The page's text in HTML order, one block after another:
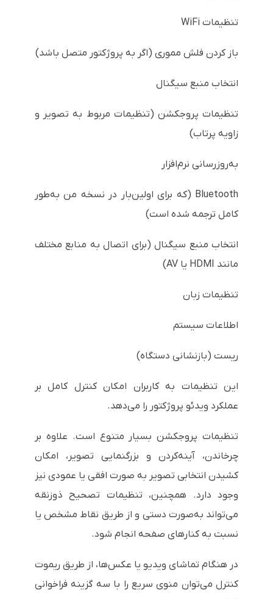
تنظیمات WiFi
باز کردن فلش مموری (اگر به پروژکتور متصل باشد)
انتخاب منبع سیگنال
تنظیمات پروجکشن (تنظیمات مربوط به تصویر و
زاویه پرتاب)
به‌روزرسانی نرم‌افزار
Bluetooth (که برای اولین‌بار در نسخه من به‌طور
کامل ترجمه شده است)
انتخاب منبع سیگنال (برای اتصال به منابع مختلف
مانند HDMI یا AV)
تنظیمات زبان
اطلاعات سیستم
ریست (بازنشانی دستگاه)
این تنظیمات به کاربران امکان کنترل کامل بر
عملکرد ویدئو پروژکتور را می‌دهد.
تنظیمات پروجکشن بسیار متنوع است. علاوه بر
چرخاندن، آینه‌کردن و بزرگنمایی تصویر، امکان
کشیدن انتخابی تصویر به صورت افقی یا عمودی نیز
وجود دارد. همچنین، تنظیمات تصحیح ذوزنقه
می‌تواند به‌صورت دستی و از طریق نقاط مشخص یا
نسبت به کنارهای صفحه انجام شود.
در هنگام تماشای ویدیو یا عکس‌ها، از طریق ریموت
کنترل می‌توان منوی سریع را با سه گزینه فراخوانی